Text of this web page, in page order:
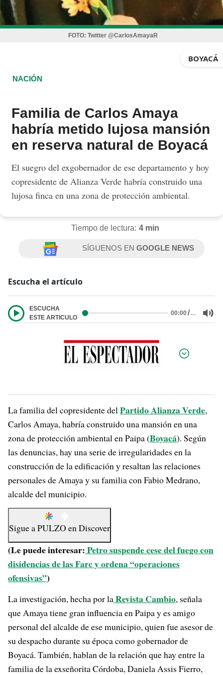
FOTO: Twitter @CarlosAmayaR
BOYACÁ
NACIÓN
Familia de Carlos Amaya
habría metido lujosa mansión
en reserva natural de Boyacá
El suegro del exgobernador de ese departamento y hoy
copresidente de Alianza Verde habría construido una
lujosa finca en una zona de protección ambiental.
Tiempo de lectura: 4 min
SÍGUENOS ENGOOGLE NEWS
Escucha el artículo
ESCUCHA
ESTE ARTICULO
00:00/…
Por:
La familia del copresidente delPartido Alianza Verde,
Carlos Amaya, habría construido una mansión en una
zona de protección ambiental en Paipa (Boyacá). Según
las denuncias, hay una serie de irregularidades en la
construcción de la edificación y resaltan las relaciones
personales de Amaya y su familia con Fabio Medrano,
alcalde del municipio.
Sigue aPULZO enDiscover
(Le puede interesar:Petro suspende cese del fuego con
disidencias de las Farc y ordena “operaciones
ofensivas”)
La investigación, hecha por laRevista Cambio, señala
que Amaya tiene gran influencia en Paipa y es amigo
personal del alcalde de ese municipio, quien fue asesor de
su despacho durante su época como gobernador de
Boyacá. También, hablan de la relación que hay entre la
familia de la exseñorita Córdoba, Daniela Assis Fierro,